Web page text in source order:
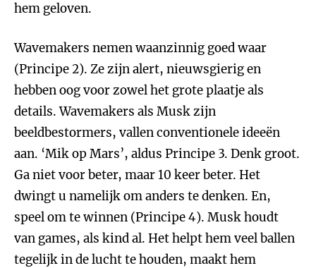
hem geloven.
Wavemakers nemen waanzinnig goed waar
(Principe 2). Ze zijn alert, nieuwsgierig en
hebben oog voor zowel het grote plaatje als
details. Wavemakers als Musk zijn
beeldbestormers, vallen conventionele ideeën
aan. ‘Mik op Mars’, aldus Principe 3. Denk groot.
Ga niet voor beter, maar 10 keer beter. Het
dwingt u namelijk om anders te denken. En,
speel om te winnen (Principe 4). Musk houdt
van games, als kind al. Het helpt hem veel ballen
tegelijk in de lucht te houden, maakt hem